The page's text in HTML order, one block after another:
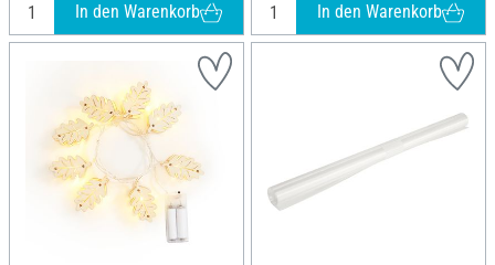
In den Warenkorb In den Warenkorb